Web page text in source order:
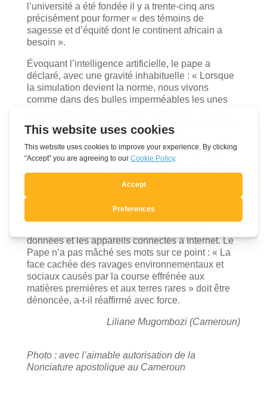
l’université a été fondée il y a trente-cinq ans
précisément pour former « des témoins de
sagesse et d’équité dont le continent africain a
besoin ».
Évoquant l’intelligence artificielle, le pape a
déclaré, avec une gravité inhabituelle : « Lorsque
la simulation devient la norme, nous vivons
comme dans des bulles imperméables les unes
qui est différent ». Sa conclusion est directe, sans
détours : « C’est ainsi que se propagent la
polarisation, les conflits, les peurs et la violence.
Ce n’est pas un simple risque d’erreur qui est en
jeu, mais une transformation du rapport même à la
L’Afrique paie le coût environnemental et humain
données et les appareils connectés à Internet. Le
Pape n’a pas mâché ses mots sur ce point : « La
face cachée des ravages environnementaux et
sociaux causés par la course effrénée aux
matières premières et aux terres rares » doit être
dénoncée, a-t-il réaffirmé avec force.
Liliane Mugombozi (Cameroun)
Photo : avec l’aimable autorisation de la
Nonciature apostolique au Cameroun